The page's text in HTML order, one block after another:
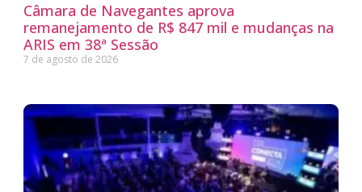
Câmara de Navegantes aprova
remanejamento de R$ 847 mil e mudanças na
ARIS em 38ª Sessão
7 de agosto de 2026